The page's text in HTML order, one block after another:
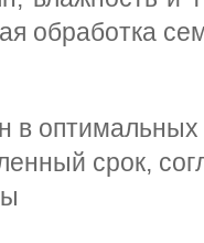
обработка
в
срок,